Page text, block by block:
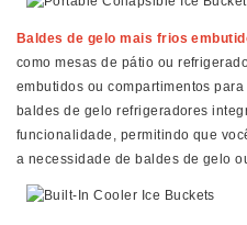
Baldes de gelo mais frios
como mesas de pátio ou
embutidos ou compartimentos
baldes de gelo refrigeradores
funcionalidade, permitindo que
a necessidade de baldes de gelo